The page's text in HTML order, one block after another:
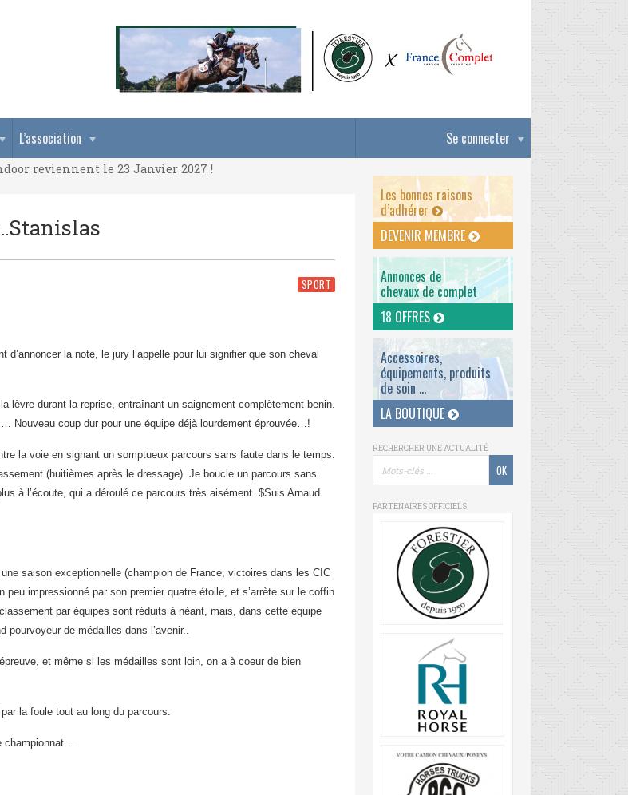
Se connecter
L’association
reviennent le 23 Janvier 2027 !
reviennent le 23 Janvier 2027 !
SPORT
la note, le jury l’appelle pour lui signifier que son cheval
lèvre durant la reprise, entraînant un saignement complètement benin.
Nouveau coup dur pour une équipe déjà lourdement éprouvée…!
la voie en signant un somptueux parcours sans faute dans le temps.
(huitièmes après le dressage). Je boucle un parcours sans
à l’écoute, qui a déroulé ce parcours très aisément. $Suis Arnaud
saison exceptionnelle (champion de France, victoires dans les CIC
impressionné par son premier quatre étoile, et s’arrète sur le coffin
par équipes sont réduits à néant, mais, dans cette équipe
pourvoyeur de médailles dans l’avenir..
et même si les médailles sont loin, on a à coeur de bien
la foule tout au long du parcours.
championnat…
Les bonnes raisons
d’adhérer
DEVENIR MEMBRE
Annonces de
chevaux de complet
18 OFFRES
Accessoires,
équipements, produits
de soin ...
LA BOUTIQUE
RECHERCHER UNE ACTUALITÉ
PARTENAIRES OFFICIELS